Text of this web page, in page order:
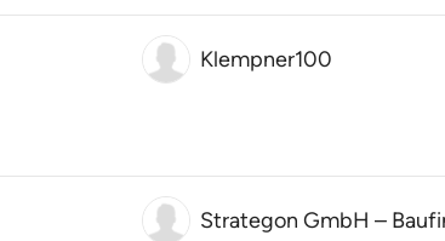
Klempner100
Strategon GmbH –